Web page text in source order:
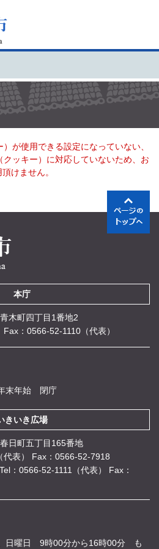
が使用できる設定になっていない、
クッキー）に対応していないため、お
けません。
本庁
木町四丁目1番地2
Fax：0566-52-1110（代表）
末年始 閉庁
きいき広場
日町五丁目165番地
表）
Fax：0566-52-7918
Tel：0566-52-1111（代表）
Fax：
日曜日 9時00分から16時00分 も